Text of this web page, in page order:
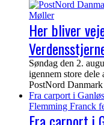
Her bliver
Søndag den 2.
igennem store dele
PostNord
Fra carport i
Flemming Franck